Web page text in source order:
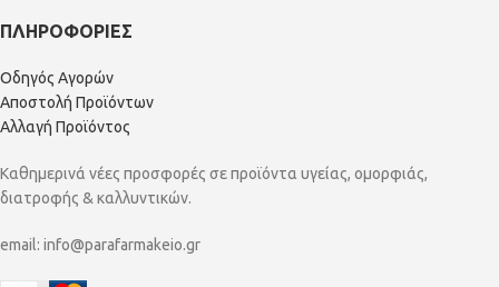
ΠΛΗΡΟΦΟΡΙΕΣ
Οδηγός Αγορών
Αποστολή Προϊόντων
Αλλαγή Προϊόντος
Καθημερινά νέες προσφορές σε προϊόντα υγείας, ομορφιάς,
διατροφής & καλλυντικών.
email: info@parafarmakeio.gr